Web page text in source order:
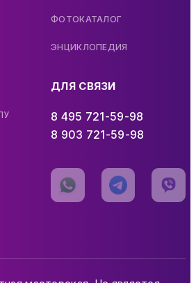
ФОТОКАТАЛОГ
ЭНЦИКЛОПЕДИЯ
ДЛЯ СВЯЗИ
8 495 721-59-98
8 903 721-59-98